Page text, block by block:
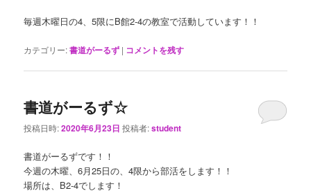
毎週木曜日の4、5限にB館2-4の教室で活動しています！！
カテゴリー:書道がーるず | コメントを残す
書道がーるず☆
投稿日時:2020年6月23日 投稿者:student
書道がーるずです！！
今週の木曜、6月25日の、4限から部活をします！！
場所は、B2-4でします！